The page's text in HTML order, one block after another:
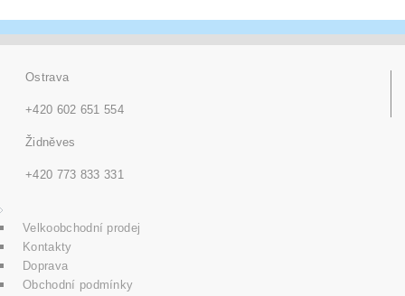
Ostrava
+420 602 651 554
Židněves
+420 773 833 331
Velkoobchodní prodej
Kontakty
Doprava
Obchodní podmínky